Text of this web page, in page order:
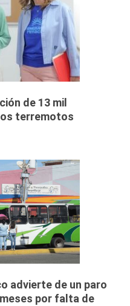
de 13 mil
terremotos
advierte de un paro
por falta de